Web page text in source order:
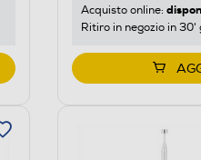
Acquisto online:
Ritiro in negozio in 30'